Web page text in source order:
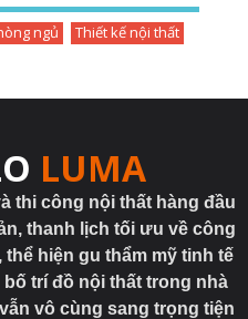
ngủ
Thiết kế nội thất
LUMA
thi công nội thất hàng đầu
thanh lịch tối ưu về công
hiện gu thẩm mỹ tinh tế
trí đồ nội thất trong nhà
vô cùng sang trọng tiện